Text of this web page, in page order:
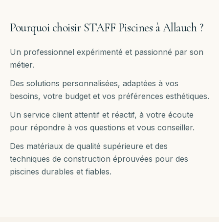
Pourquoi choisir STAFF Piscines àAllauch?
Un professionnel expérimenté et passionné par son
métier.
Des solutions personnalisées, adaptées à vos
besoins, votre budget et vos préférences esthétiques.
Un service client attentif et réactif, à votre écoute
pour répondre à vos questions et vous conseiller.
Des matériaux de qualité supérieure et des
techniques de construction éprouvées pour des
piscines durables et fiables.